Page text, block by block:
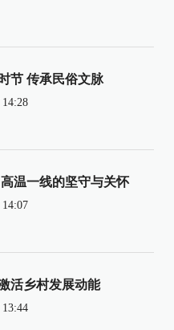
节 传承民俗文脉
温一线的坚守与关怀
活乡村发展动能